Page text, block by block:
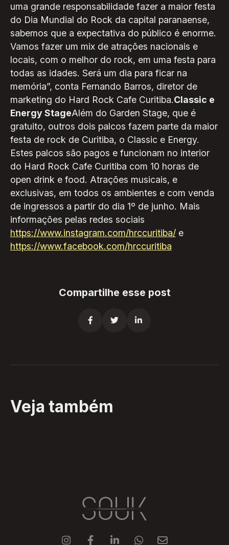
uma grande responsabilidade fazer a maior festa
do Dia Mundial do Rock da capital paranaense,
sabemos que a expectativa do público é enorme.
Vamos fazer um mix de atrações nacionais e
locais, com o melhor do rock, em uma festa para
todas as idades. Será um dia para ficar na
memória”, conta Fernando Barros, diretor de
marketing do Hard Rock Cafe Curitiba.Classic e
Energy StageAlém do Garden Stage, que é
gratuito, outros dois palcos fazem parte da maior
festa de rock de Curitiba, o Classic e Energy.
Estes palcos são pagos e funcionam no interior
do Hard Rock Cafe Curitiba com 10 horas de
open drink e food. Atrações musicais, e
exclusivas, em todos os ambientes e com venda
de ingressos a partir do dia 1º de junho. Mais
informações pelas redes sociais
https://www.instagram.com/hrccuritiba/e
https://www.facebook.com/hrccuritiba
Compartilhe esse post
  
Veja também
    